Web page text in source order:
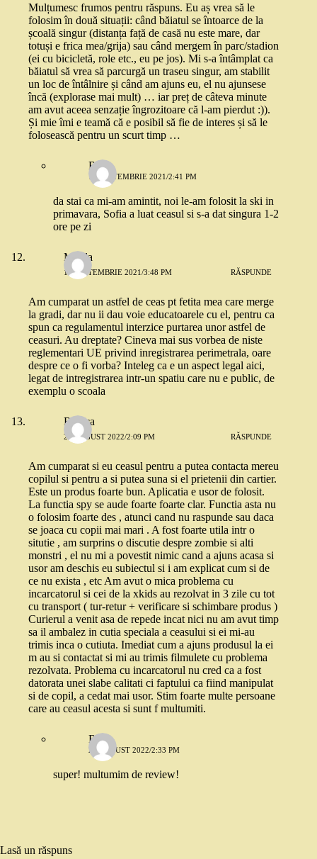
Mulțumesc frumos pentru răspuns. Eu aș vrea să le
folosim în două situații: când băiatul se întoarce de la
școală singur (distanța față de casă nu este mare, dar
totuși e frica mea/grija) sau când mergem în parc/stadion
(ei cu bicicletă, role etc., eu pe jos). Mi s-a întâmplat ca
băiatul să vrea să parcurgă un traseu singur, am stabilit
un loc de întâlnire și când am ajuns eu, el nu ajunsese
încă (explorase mai mult) … iar preț de câteva minute
am avut aceea senzație îngrozitoare că l-am pierdut :)).
Și mie îmi e teamă că e posibil să fie de interes și să le
folosească pentru un scurt timp …
Robo
16 SEPTEMBRIE 2021/2:41 PM
da stai ca mi-am amintit, noi le-am folosit la ski in
primavara, Sofia a luat ceasul si s-a dat singura 1-2
ore pe zi
Mirela
16 SEPTEMBRIE 2021/3:48 PM RĂSPUNDE
Am cumparat un astfel de ceas pt fetita mea care merge
la gradi, dar nu ii dau voie educatoarele cu el, pentru ca
spun ca regulamentul interzice purtarea unor astfel de
ceasuri. Au dreptate? Cineva mai sus vorbea de niste
reglementari UE privind inregistrarea perimetrala, oare
despre ce o fi vorba? Inteleg ca e un aspect legal aici,
legat de intregistrarea intr-un spatiu care nu e public, de
exemplu o scoala
Raluca
26 AUGUST 2022/2:09 PM RĂSPUNDE
Am cumparat si eu ceasul pentru a putea contacta mereu
copilul si pentru a si putea suna si el prietenii din cartier.
Este un produs foarte bun. Aplicatia e usor de folosit.
La functia spy se aude foarte foarte clar. Functia asta nu
o folosim foarte des , atunci cand nu raspunde sau daca
se joaca cu copii mai mari . A fost foarte utila intr o
situtie , am surprins o discutie despre zombie si alti
monstri , el nu mi a povestit nimic cand a ajuns acasa si
usor am deschis eu subiectul si i am explicat cum si de
ce nu exista , etc Am avut o mica problema cu
incarcatorul si cei de la xkids au rezolvat in 3 zile cu tot
cu transport ( tur-retur + verificare si schimbare produs )
Curierul a venit asa de repede incat nici nu am avut timp
sa il ambalez in cutia speciala a ceasului si ei mi-au
trimis inca o cutiuta. Imediat cum a ajuns produsul la ei
m au si contactat si mi au trimis filmulete cu problema
rezolvata. Problema cu incarcatorul nu cred ca a fost
datorata unei slabe calitati ci faptului ca fiind manipulat
si de copil, a cedat mai usor. Stim foarte multe persoane
care au ceasul acesta si sunt f multumiti.
Robo
26 AUGUST 2022/2:33 PM
super! multumim de review!
Lasă un răspuns